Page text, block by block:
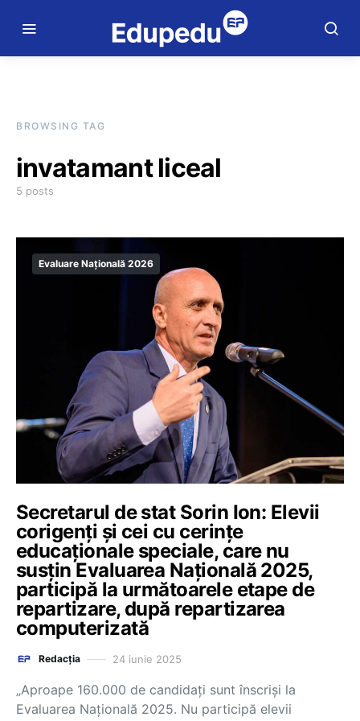
BROWSING TAG
invatamant liceal
5 posts
Evaluare Națională 2026
Secretarul de stat Sorin Ion: Elevii
corigenți și cei cu cerințe
educaționale speciale, care nu
susțin Evaluarea Națională 2025,
participă la următoarele etape de
repartizare, după repartizarea
computerizată
Redacția 24 iunie 2025
„Aproape 160.000 de candidați sunt înscriși la
Evaluarea Națională 2025. Nu participă elevii